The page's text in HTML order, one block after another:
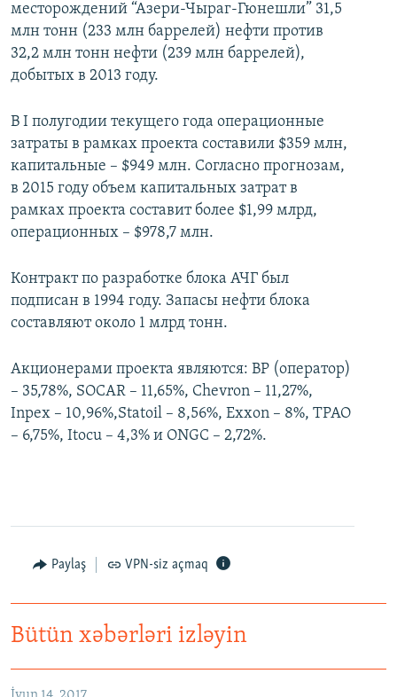
месторождений “Азери-Чыраг-Гюнешли” 31,5
млн тонн (233 млн баррелей) нефти против
32,2 млн тонн нефти (239 млн баррелей),
добытых в 2013 году.
В I полугодии текущего года операционные
затраты в рамках проекта составили $359 млн,
капитальные – $949 млн. Согласно прогнозам,
в 2015 году объем капитальных затрат в
рамках проекта составит более $1,99 млрд,
операционных – $978,7 млн.
Контракт по разработке блока АЧГ был
подписан в 1994 году. Запасы нефти блока
составляют около 1 млрд тонн.
Акционерами проекта являются: BP (оператор)
– 35,78%, SOCAR – 11,65%, Chevron – 11,27%,
Inpex – 10,96%,Statoil – 8,56%, Exxon – 8%, ТРАО
– 6,75%, Itocu – 4,3% и ONGC – 2,72%.
Paylaş VPN-siz açmaq
Bütün xəbərləri izləyin